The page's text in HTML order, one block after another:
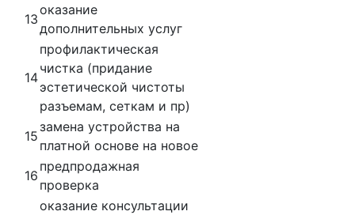
13
оказание
дополнительных услуг
14
профилактическая
чистка (придание
эстетической чистоты
разъемам, сеткам и пр)
15
замена устройства на
платной основе на новое
16
предпродажная
проверка
оказание консультации